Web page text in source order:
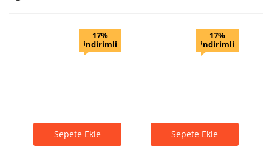
17%
indirimli
Sepete Ekle
17%
indirimli
Sepete Ekle